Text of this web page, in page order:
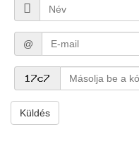
@
Küldés